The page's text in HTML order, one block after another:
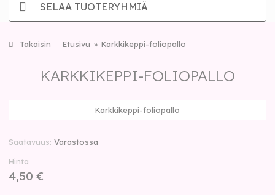
SELAA TUOTERYHMIÄ
Takaisin Etusivu Karkkikeppi-foliopallo
KARKKIKEPPI-FOLIOPALLO
Karkkikeppi-foliopallo
Saatavuus Varastossa
Hinta
4,50 €